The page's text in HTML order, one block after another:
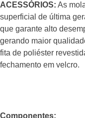
ACESSÓRIOS: As
superficial de última
que garante alto
gerando maior
fita de poliéster
fechamento em velcro.
Componentes: